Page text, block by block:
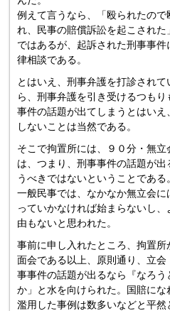
例えて言うなら、「殴られたので
れ、民事の賠償訴訟を起こされ
ではあるが、起訴された刑事事
律相談である。
とはいえ、刑事弁護を打診され
ら、刑事弁護を引き受けるつも
事件の話題が出てしまうとはい
しないことは当然である。
そこで拘置所には、９０分・無
は、つまり、刑事事件の話題が
うべきではないということである
一般民事では、なかなか無立会
っていかなければ始まらないし
由もないと思われた。
事前に申し入れたところ、拘置
面会である以上、原則通り、立
事事件の話題が出るなら『なろう
か」と水を向けられた。国賠に
濫用した事例は数多いなどと平